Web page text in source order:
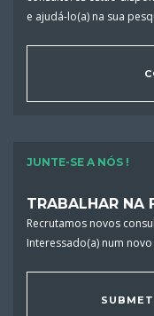
e ajudá-lo(a) na sua
JUNTE-SE A NÓS !
TRABALHAR NA
Recrutamos novos
Interessado(a) num